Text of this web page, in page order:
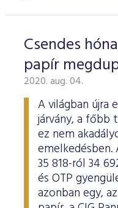
Csendes
papír
2020. aug. 04.
A világban újra
járvány, a főbb
ez nem
emelkedésben.
35 818-ról 34
és OTP
azonban egy,